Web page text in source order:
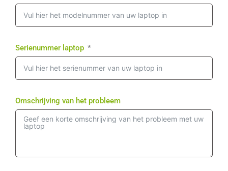
Serienummer laptop
Omschrijving van het probleem